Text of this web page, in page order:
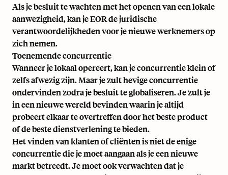
Als je besluit te wachten met het openen van een lokale
aanwezigheid, kan je EOR de juridische
verantwoordelijkheden voor je nieuwe werknemers op
zich nemen.
Toenemende concurrentie
Wanneer je lokaal opereert, kan je concurrentie klein of
zelfs afwezig zijn. Maar je zult hevige concurrentie
ondervinden zodra je besluit te globaliseren. Je zult je
in een nieuwe wereld bevinden waarin je altijd
probeert elkaar te overtreffen door het beste product
of de beste dienstverlening te bieden.
Het vinden van klanten of cliënten is niet de enige
concurrentie die je moet aangaan als je een nieuwe
markt betreedt. Je moet ook verwachten dat je